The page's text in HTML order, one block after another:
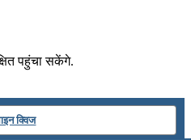
पहुंचा सकेंगे.
क्विज